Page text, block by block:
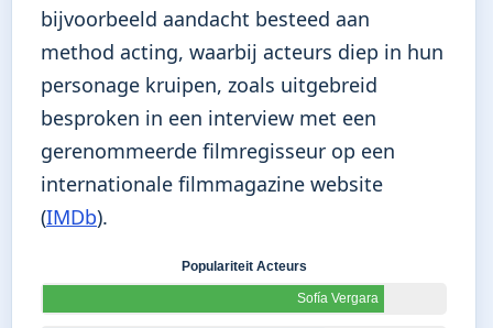
bijvoorbeeld aandacht besteed aan
method acting, waarbij acteurs diep in hun
personage kruipen, zoals uitgebreid
besproken in een interview met een
gerenommeerde filmregisseur op een
internationale filmmagazine website
(IMDb).
Populariteit Acteurs
Sofía Vergara